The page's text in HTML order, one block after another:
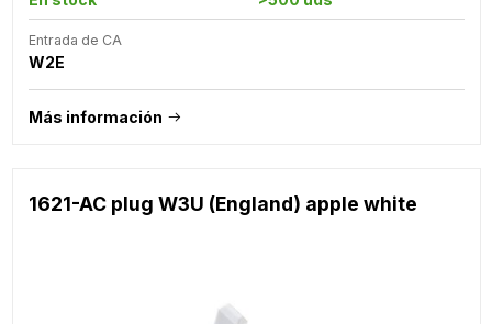
Entrada de CA
W2E
Más información
1621-AC plug W3U (England) apple white